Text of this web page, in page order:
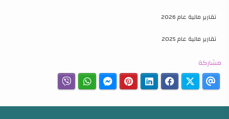
تقارير مالية عام 2026
تقارير مالية عام 2025
مشاركة